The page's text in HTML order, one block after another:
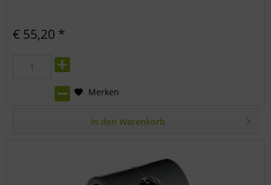
€ 55,20 *
In den Warenkorb
Merken